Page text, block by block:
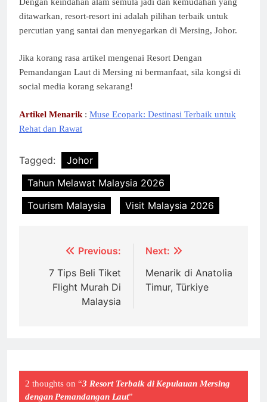
ditawarkan, resort-resort ini adalah pilihan terbaik untuk
percutian yang santai dan menyegarkan di Mersing, Johor.
Jika korang rasa artikel mengenai Resort Dengan
Pemandangan Laut di Mersing ni bermanfaat, sila kongsi di
social media korang sekarang!
Artikel Menarik : Muse Ecopark: Destinasi Terbaik untuk
Rehat dan Rawat
Tagged:
Johor
Tahun Melawat Malaysia 2026
Tourism Malaysia
Visit Malaysia 2026
navigation
Previous:
7 Tips Beli Tiket
Flight Murah Di
Malaysia
Next:
Menarik di Anatolia
Timur, Türkiye
2 thoughts on “3 Resort Terbaik di Kepulauan Mersing
dengan Pemandangan Laut”